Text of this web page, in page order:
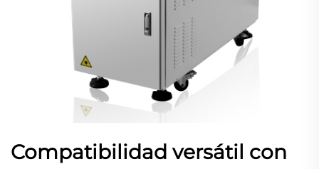
Compatibilidad versátil con